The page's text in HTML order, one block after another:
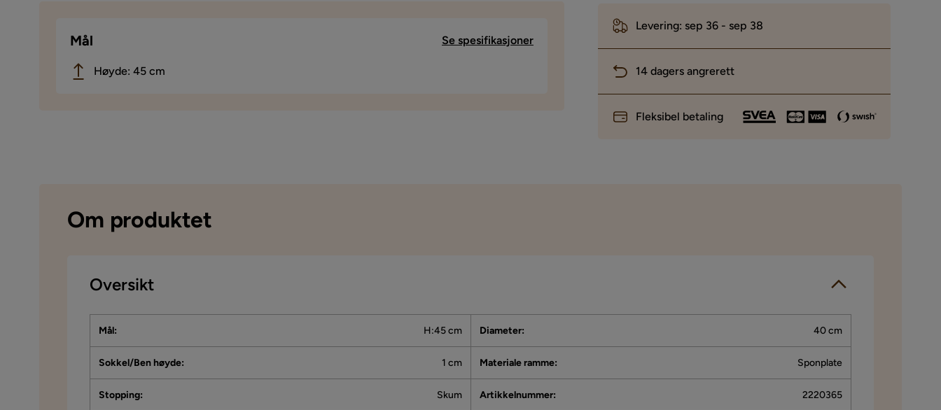
Mål Se spesifikasjoner
Høyde: 45 cm
Levering: sep 36 - sep 38
14 dagers angrerett
Fleksibel betaling
Om produktet
Oversikt
Mål: H:45 cm Diameter: 40 cm
Sokkel/Ben høyde: 1 cm Materiale ramme: Sponplate
Stopping: Skum Artikkelnummer: 2220365